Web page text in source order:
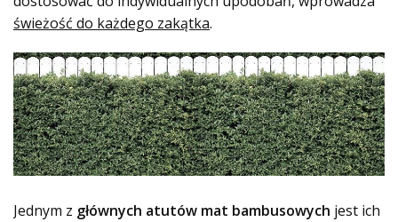
świeżość do każdego zakątka.
Jednym z głównych atutów mat bambusowych jest ich